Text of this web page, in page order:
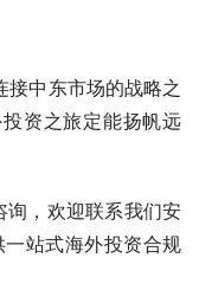
接中东市场的战略之
资之旅定能扬帆远
询，欢迎联系我们安
站式海外投资合规